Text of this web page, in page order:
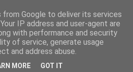
from Google to deliver its services
IP address and user-agent are
with performance and security
of service, generate usage
and address abuse.
MORE GOT IT